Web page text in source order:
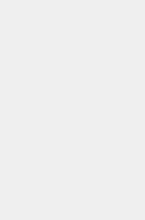
kapanım
işlemini
gerilemiştir.